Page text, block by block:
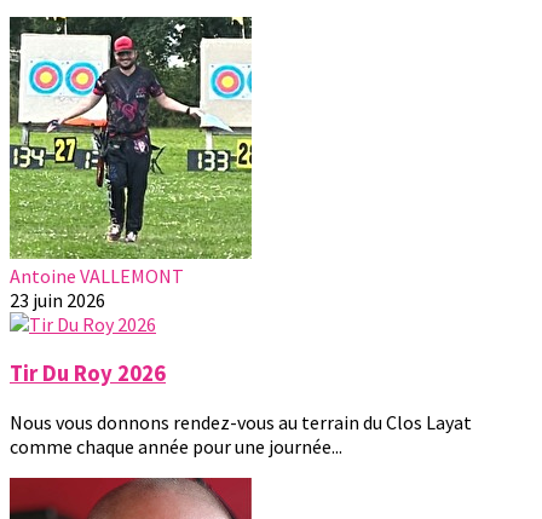
Antoine VALLEMONT
23 juin 2026
Tir Du Roy 2026
Nous vous donnons rendez-vous au terrain du Clos Layat
comme chaque année pour une journée...